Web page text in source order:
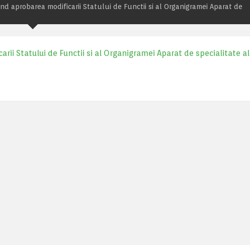
aprobarea modificarii Statului de Functii si al Organigramei Aparat de
Statului de Functii si al Organigramei Aparat de specialitate al